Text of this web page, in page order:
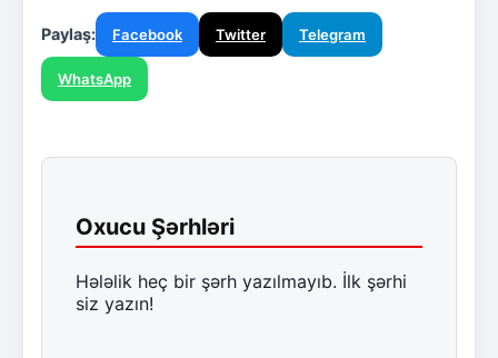
Paylaş: Facebook Twitter Telegram
WhatsApp
Oxucu Şərhləri
Hələlik heç bir şərh yazılmayıb. İlk şərhi
siz yazın!